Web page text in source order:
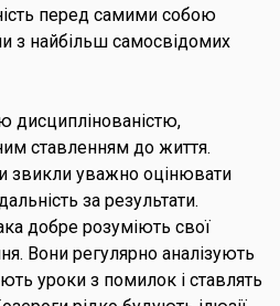
перед самими собою
з найбільш самосвідомих
дисциплінованістю,
ставленням до життя.
звикли уважно оцінювати
за результати.
добре розуміють свої
Вони регулярно аналізують
уроки з помилок і ставлять